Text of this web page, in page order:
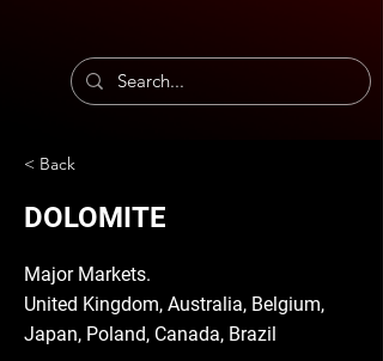
< Back
DOLOMITE
Major Markets.
United Kingdom, Australia, Belgium,
Japan, Poland, Canada, Brazil